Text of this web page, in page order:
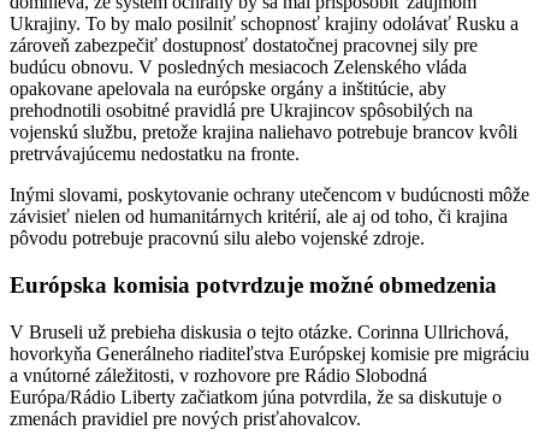
Ukrajiny. To by malo posilniť schopnosť krajiny odolávať Rusku a
zároveň zabezpečiť dostupnosť dostatočnej pracovnej sily pre
budúcu obnovu. V posledných mesiacoch Zelenského vláda
opakovane apelovala na európske orgány a inštitúcie, aby
prehodnotili osobitné pravidlá pre Ukrajincov spôsobilých na
vojenskú službu, pretože krajina naliehavo potrebuje brancov kvôli
pretrvávajúcemu nedostatku na fronte.
Inými slovami, poskytovanie ochrany utečencom v budúcnosti môže
závisieť nielen od humanitárnych kritérií, ale aj od toho, či krajina
pôvodu potrebuje pracovnú silu alebo vojenské zdroje.
Európska komisia potvrdzuje možné obmedzenia
V Bruseli už prebieha diskusia o tejto otázke. Corinna Ullrichová,
hovorkyňa Generálneho riaditeľstva Európskej komisie pre migráciu
a vnútorné záležitosti, v rozhovore pre Rádio Slobodná
Európa/Rádio Liberty začiatkom júna potvrdila, že sa diskutuje o
zmenách pravidiel pre nových prisťahovalcov.